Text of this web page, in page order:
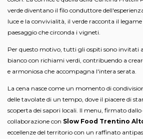
verde diventano il filo conduttore
luce e la convivialità, il verde racconta il
paesaggio che circonda i vigneti.
Per questo motivo, tutti gli ospiti sono invitati
bianco con richiami verdi, contribuendo a
e armoniosa che accompagna l'intera serata.
La cena nasce come un momento di
delle tavolate di un tempo, dove il piacere di
scoperta dei sapori locali. Il menu, firmato dallo
collaborazione con Slow Food Trentino
eccellenze del territorio con un raffinato